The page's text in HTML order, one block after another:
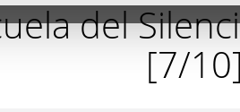
del
[7/